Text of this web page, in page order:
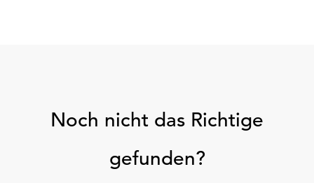
Noch nicht das Richtige
gefunden?